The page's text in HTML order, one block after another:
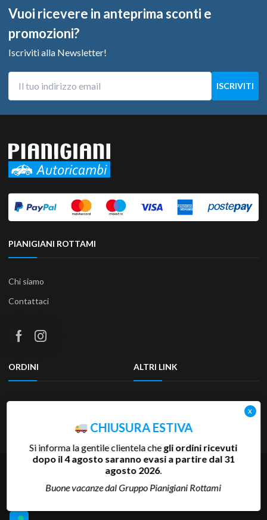
Vuoi ricevere in anteprima sconti e
promozioni?
Iscriviti alla Newsletter!
PIANIGIANI ROTTAMI
Chi siamo
Contattaci
ORDINI
Termini e condizioni
ALTRI LINK
Privacy Policy
Accessibilità
Copyright 2025 Pianigiani Rottami Srl | P.Iva 00655510527 | REA
SI-81793 | Cap.Soc. 600.000 €
CHIUSURA ESTIVA
Si informa la gentile clientela chegli ordini ricevuti
dopo il 4 agosto saranno evasi a partire dal 31
agosto 2026.
Buone vacanze dal Gruppo Pianigiani Rottami